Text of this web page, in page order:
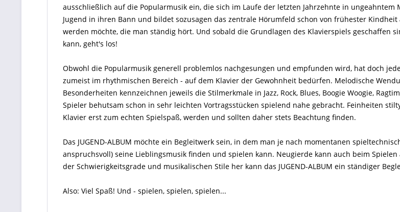
ausschließlich auf die Popularmusik ein, die sich im Laufe der letzten Jahrzehnte in
Jugend in ihren Bann und bildet sozusagen das zentrale Hörumfeld schon von frühester
werden möchte, die man ständig hört. Und sobald die Grundlagen des Klavierspiels geschaffen
kann, geht's los!
Obwohl die Popularmusik generell problemlos nachgesungen und empfunden wird, hat doch
zumeist im rhythmischen Bereich - auf dem Klavier der Gewohnheit bedürfen. Melodische
Besonderheiten kennzeichnen jeweils die Stilmerkmale in Jazz, Rock, Blues, Boogie Woogie,
Spieler behutsam schon in sehr leichten Vortragsstücken spielend nahe gebracht. Feinheiten
Klavier erst zum echten Spielspaß, werden und sollten daher stets Beachtung finden.
Das JUGEND-ALBUM möchte ein Begleitwerk sein, in dem man je nach momentanen
anspruchsvoll) seine Lieblingsmusik finden und spielen kann. Neugierde kann auch beim
der Schwierigkeitsgrade und musikalischen Stile her kann das JUGEND-ALBUM ein ständiger
Also: Viel Spaß! Und - spielen, spielen, spielen...